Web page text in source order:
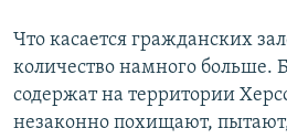
Что касается гражданских
количество намного больше.
содержат на территории
незаконно похищают,